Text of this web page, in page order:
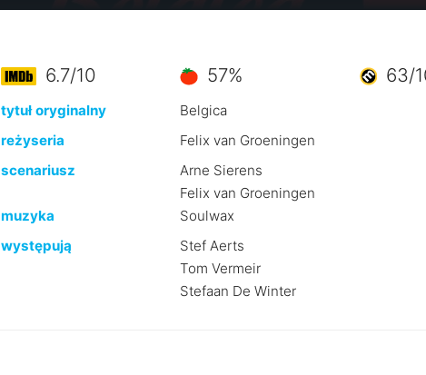
6.7/10 57% 63/
tytuł oryginalny
Belgica
reżyseria
Felix van Groeningen
scenariusz
Arne Sierens
Felix van Groeningen
muzyka
Soulwax
występują
Stef Aerts
Tom Vermeir
Stefaan De Winter